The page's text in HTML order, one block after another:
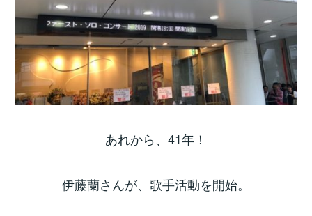
あれから、41年！
伊藤蘭さんが、歌手活動を開始。